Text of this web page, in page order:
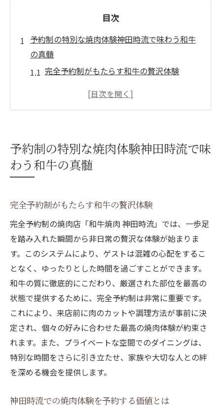
目次
予約制の特別な焼肉体験神田時流で味わう和牛
の真髄
完全予約制がもたらす和牛の贅沢体験
神田時流での焼肉体験を予約する価値とは
の工夫
予約制で実現するプライベートダイニング
神田時流ならではの予約限定メニューの特
厳選和牛が魅力予約限定の焼肉で特別な一日を
事前予約だからこそ味わえる厳選和牛の魅
力
焼肉の特別な一日を演出する予約限定コー
スの魅力
厳選された和牛が提供する贅沢な時間の始
まり
予約限定メニューで出会う新しい焼肉の世
界
特別な一日にふさわしい和牛の選び方
る理由
予約制の特別な焼肉体験神田時流で味
わう和牛の真髄
完全予約制がもたらす和牛の贅沢体験
完全予約制の焼肉店「和牛焼肉 神田時流」では、一歩足
を踏み入れた瞬間から非日常の贅沢な体験が始まりま
す。このシステムにより、ゲストは混雑の心配をするこ
となく、ゆったりとした時間を過ごすことができます。
和牛の質に徹底的にこだわり、厳選された部位を最高の
状態で提供するために、完全予約制は非常に重要です。
これにより、来店前に肉のカットや調理方法が事前に決
定され、個々の好みに合わせた最高の焼肉体験が約束さ
れます。また、プライベートな空間でのダイニングは、
特別な時間をさらに引き立たせ、家族や大切な人との絆
を深める機会を提供します。
神田時流での焼肉体験を予約する価値とは